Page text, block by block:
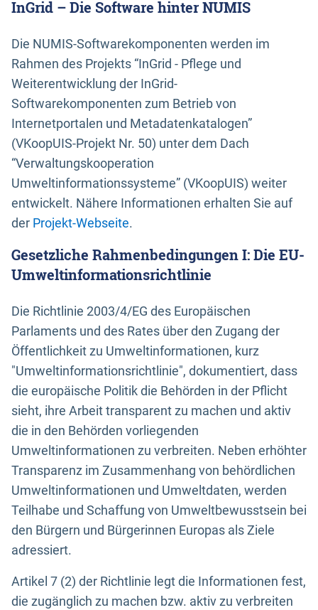
InGrid – Die Software hinter NUMIS
Die NUMIS-Softwarekomponenten werden im
Rahmen des Projekts “InGrid - Pflege und
Weiterentwicklung der InGrid-
Softwarekomponenten zum Betrieb von
Internetportalen und Metadatenkatalogen”
(VKoopUIS-Projekt Nr. 50) unter dem Dach
“Verwaltungskooperation
Umweltinformationssysteme” (VKoopUIS) weiter
entwickelt. Nähere Informationen erhalten Sie auf
der Projekt-Webseite.
Gesetzliche Rahmenbedingungen I: Die EU-
Umweltinformationsrichtlinie
Die Richtlinie 2003/4/EG des Europäischen
Parlaments und des Rates über den Zugang der
Öffentlichkeit zu Umweltinformationen, kurz
"Umweltinformationsrichtlinie", dokumentiert, dass
die europäische Politik die Behörden in der Pflicht
sieht, ihre Arbeit transparent zu machen und aktiv
die in den Behörden vorliegenden
Umweltinformationen zu verbreiten. Neben erhöhter
Transparenz im Zusammenhang von behördlichen
Umweltinformationen und Umweltdaten, werden
Teilhabe und Schaffung von Umweltbewusstsein bei
den Bürgern und Bürgerinnen Europas als Ziele
adressiert.
Artikel 7 (2) der Richtlinie legt die Informationen fest,
die zugänglich zu machen bzw. aktiv zu verbreiten